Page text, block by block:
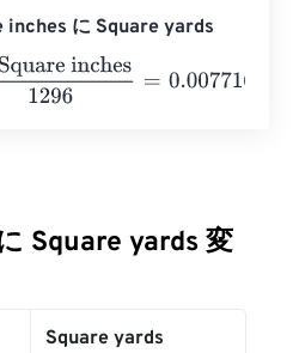
inches に Square yards
inches1296=0.007716 Square
Square yards 変
Square yards